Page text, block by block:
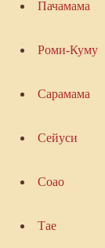
Пачамама
Роми-Куму
Сарамама
Сейуси
Соао
Тае